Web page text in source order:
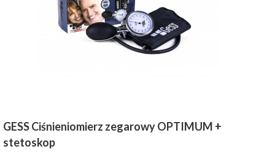
GESS Ciśnieniomierz zegarowy OPTIMUM +
stetoskop